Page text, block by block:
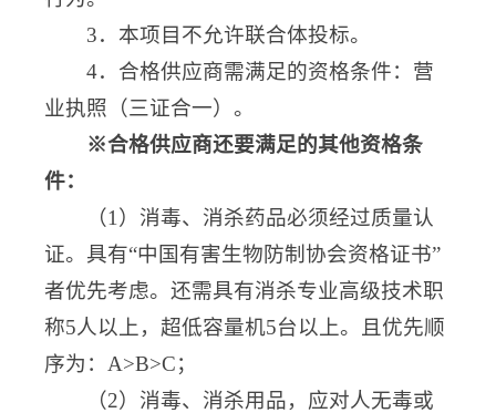
3．本项目不允许联合体投标。
4．合格供应商需满足的资格条件：营
业执照（三证合一）。
※合格供应商还要满足的其他资格条
件：
（1）消毒、消杀药品必须经过质量认
证。具有“中国有害生物防制协会资格证书”
者优先考虑。还需具有消杀专业高级技术职
称5人以上，超低容量机5台以上。且优先顺
序为：A>B>C；
（2）消毒、消杀用品，应对人无毒或